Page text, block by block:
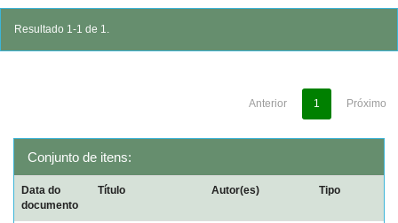
Resultado 1-1 de 1.
Anterior 1 Próximo
Conjunto de itens:
Data do
documento
Título Autor(es) Tipo